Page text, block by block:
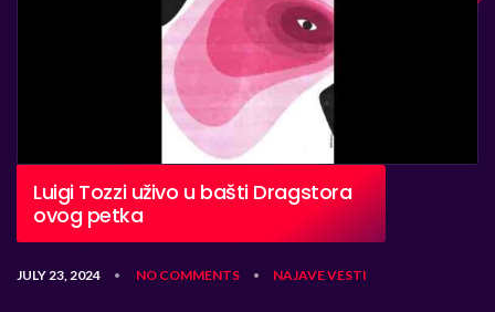
Luigi Tozzi uživo u bašti Dragstora
ovog petka
JULY 23, 2024 • NO COMMENTS • NAJAVEVESTI